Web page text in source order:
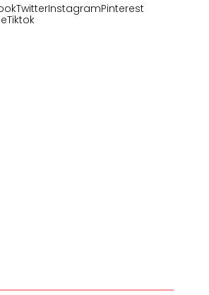
TwitterInstagramPinterest
Tiktok